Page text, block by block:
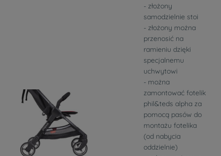
- złożony
samodzielnie stoi
- złożony można
przenosić na
ramieniu dzięki
specjalnemu
uchwytowi
- można
zamontować fotelik
phil&teds alpha za
pomocą pasów do
montażu fotelika
(od nabycia
oddzielnie)